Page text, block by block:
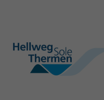
hellweg-sole-
thermen.de